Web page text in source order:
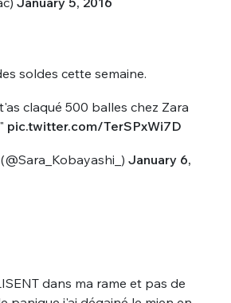
soldes cette semaine.
claqué 500 balles chez Zara
pic.twitter.com/TerSPxWi7D
January 6,
dans ma rame et pas de